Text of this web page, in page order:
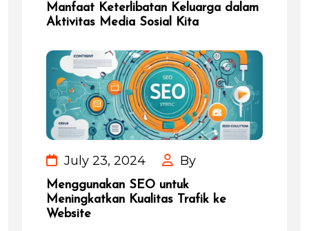
Manfaat Keterlibatan Keluarga dalam
Aktivitas Media Sosial Kita
July 23, 2024 By
Menggunakan SEO untuk
Meningkatkan Kualitas Trafik ke
Website